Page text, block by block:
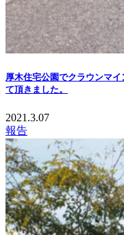
厚木住宅公園でクラウンマ
て頂きました。
2021.3.07
報告